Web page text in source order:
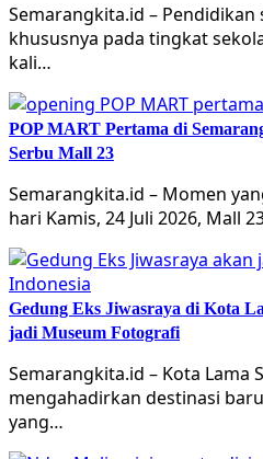
Semarangkita.id –
khususnya pada tingkat
kali…
POP MART Pertama di
Serbu Mall 23
Semarangkita.id – Momen
hari Kamis, 24 Juli 2026, Mall
Gedung Eks Jiwasraya di Kota
jadi Museum Fotografi
Semarangkita.id – Kota Lama
mengahadirkan destinasi
yang…